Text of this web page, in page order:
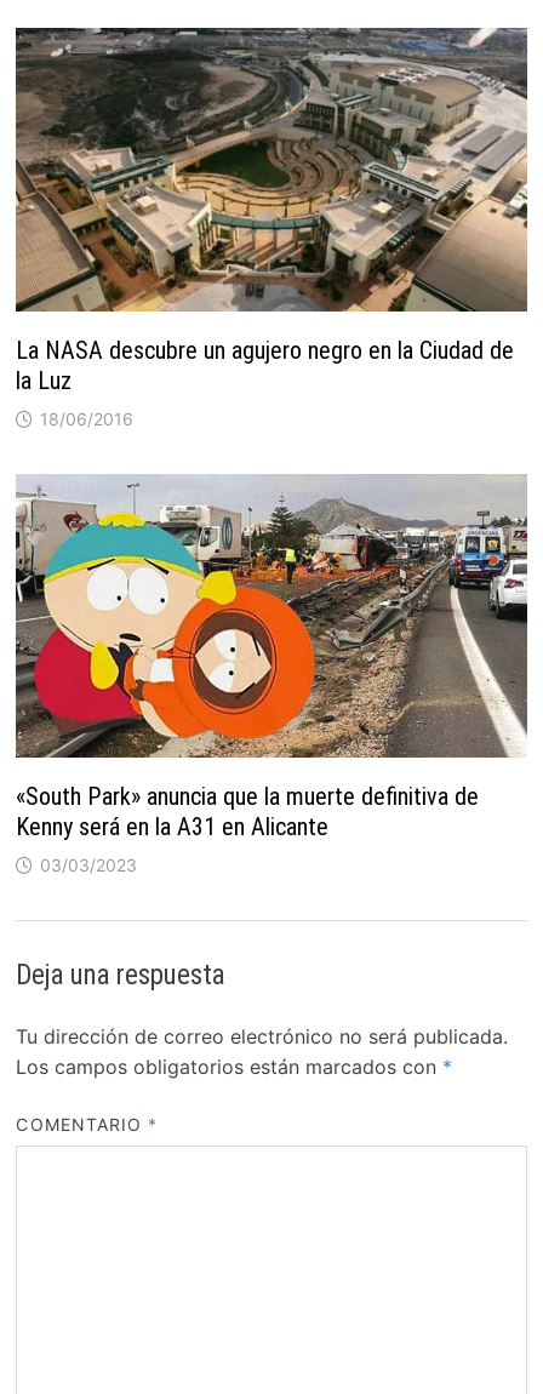
La NASA descubre un agujero negro en la Ciudad de
la Luz
18/06/2016
«South Park» anuncia que la muerte definitiva de
Kenny será en la A31 en Alicante
03/03/2023
Deja una respuesta
Tu dirección de correo electrónico no será publicada.
Los campos obligatorios están marcados con *
COMENTARIO *